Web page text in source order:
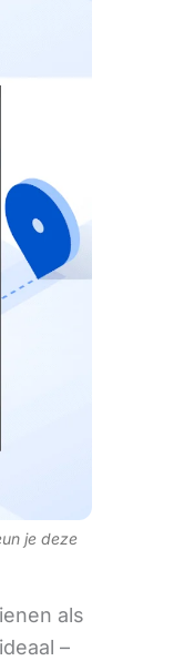
je deze
als
–